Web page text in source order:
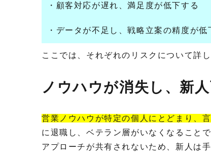
・顧客対応が遅れ、満足度が低下する
・データが不足し、戦略立案の精度が低
ここでは、それぞれのリスクについて詳
ノウハウが消失し、新
営業ノウハウが特定の個人にとどまり、
に退職し、ベテラン層がいなくなること
アプローチが共有されないため、新人は